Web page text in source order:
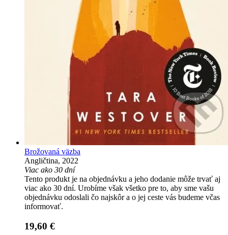
Brožovaná väzba
Angličtina, 2022
Viac ako 30 dní
Tento produkt je na objednávku a jeho dodanie môže trvať aj
viac ako 30 dní. Urobíme však všetko pre to, aby sme vašu
objednávku odoslali čo najskôr a o jej ceste vás budeme včas
informovať.
19,60 €